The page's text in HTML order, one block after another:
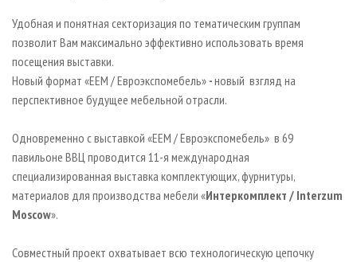
Удобная и понятная секторизация по тематическим группам
позволит Вам максимально эффективно использовать время
посещения выставки.
Новый формат «EEM / Евроэкспомебель» -новый взгляд на
перспективное будущее мебельной отрасли.
Одновременно с выставкой «EEM / Евроэкспомебель» в 69
павильоне ВВЦ проводится 11-я международная
специализированная выставка комплектующих, фурнитуры,
материалов для производства мебели «Интеркомплект / Interzum
Moscow».
Совместный проект охватывает всю технологическую цепочку